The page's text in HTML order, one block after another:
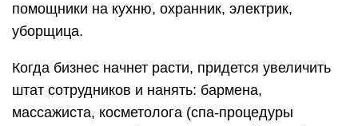
помощники на кухню, охранник, электрик,
уборщица.
Когда бизнес начнет расти, придется увеличить
штат сотрудников и нанять: бармена,
массажиста, косметолога (спа-процедуры